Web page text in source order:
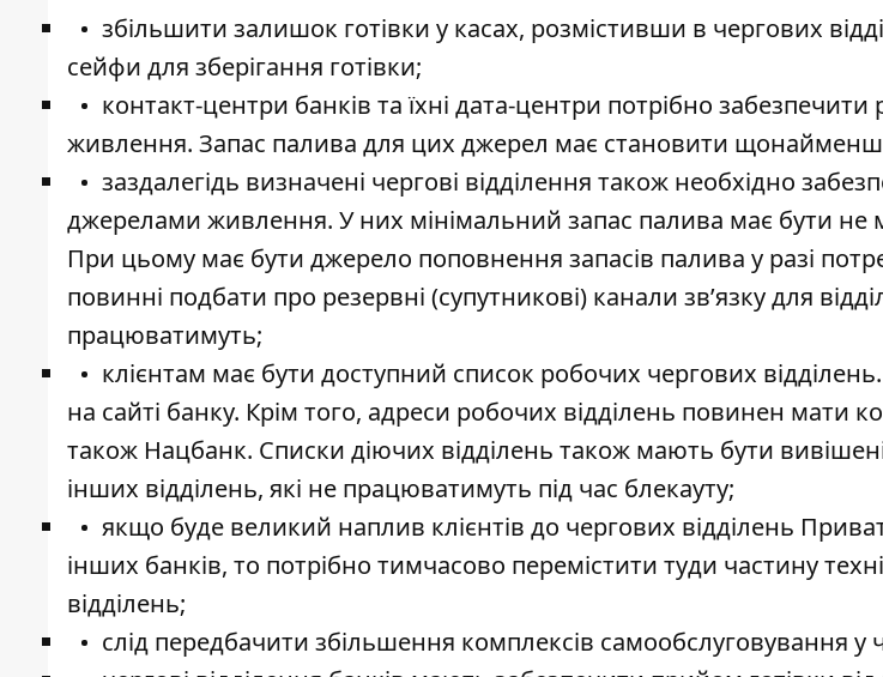
збільшити залишок готівки у касах, розмістивши в чергових
сейфи для зберігання готівки;
контакт-центри банків та їхні дата-центри потрібно
живлення. Запас палива для цих джерел має становити
заздалегідь визначені чергові відділення також необхідно
джерелами живлення. У них мінімальний запас палива має бути
При цьому має бути джерело поповнення запасів палива у разі
повинні подбати про резервні (супутникові) канали зв’язку для
працюватимуть;
клієнтам має бути доступний список робочих чергових
на сайті банку. Крім того, адреси робочих відділень повинен мати
також Нацбанк. Списки діючих відділень також мають бути
інших відділень, які не працюватимуть під час блекауту;
якщо буде великий наплив клієнтів до чергових відділень
інших банків, то потрібно тимчасово перемістити туди частину
відділень;
слід передбачити збільшення комплексів самообслуговування у